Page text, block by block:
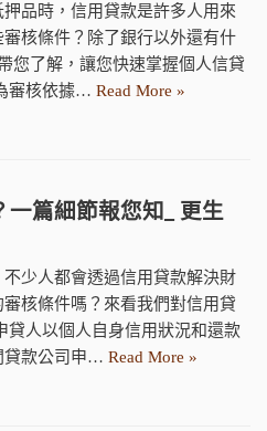
品時，信用貸款是許多人用來
核條件？除了銀行以外還有什
您了解，讓您快速掌握個人信貸
審核依據… Read More »
篇細節報您知_ 更生
少人都會透過信用貸款解決財
核條件嗎？來看我們對信用貸
貸人以個人自身信用狀況和還款
貸款公司申… Read More »